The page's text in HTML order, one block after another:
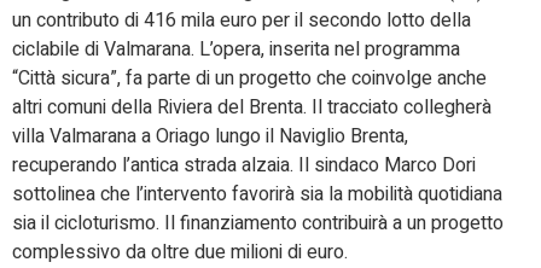
un contributo di 416 mila euro per il secondo lotto della
ciclabile di Valmarana. L’opera, inserita nel programma
“Città sicura”, fa parte di un progetto che coinvolge anche
altri comuni della Riviera del Brenta. Il tracciato collegherà
villa Valmarana a Oriago lungo il Naviglio Brenta,
recuperando l’antica strada alzaia. Il sindaco Marco Dori
sottolinea che l’intervento favorirà sia la mobilità quotidiana
sia il cicloturismo. Il finanziamento contribuirà a un progetto
complessivo da oltre due milioni di euro.